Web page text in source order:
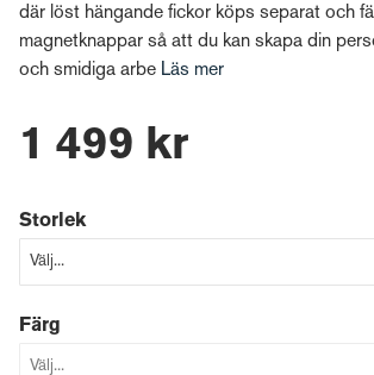
där löst hängande fickor köps separat och
magnetknappar så att du kan skapa din
och smidiga arbe Läs mer
1 499 kr
Storlek
Färg